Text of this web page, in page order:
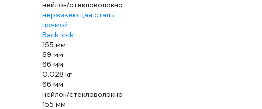
нейлон/стекловолокно
нержавеющая сталь
прямой
Back lock
155 мм
89 мм
66 мм
0.028 кг
66 мм
нейлон/стекловолокно
155 мм